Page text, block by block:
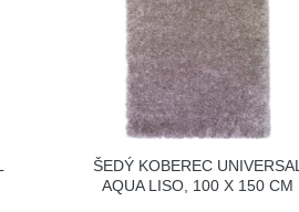
ŠEDÝ KOBEREC UNIVERSAL
AQUA LISO, 100 X 150 CM